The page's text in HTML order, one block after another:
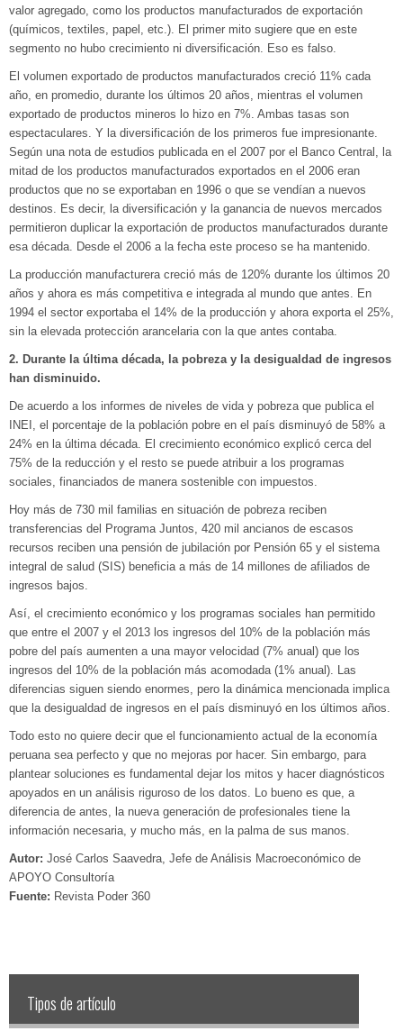
valor agregado, como los productos manufacturados de exportación
(químicos, textiles, papel, etc.). El primer mito sugiere que en este
segmento no hubo crecimiento ni diversificación. Eso es falso.
El volumen exportado de productos manufacturados creció 11% cada
año, en promedio, durante los últimos 20 años, mientras el volumen
exportado de productos mineros lo hizo en 7%. Ambas tasas son
espectaculares. Y la diversificación de los primeros fue impresionante.
Según una nota de estudios publicada en el 2007 por el Banco Central, la
mitad de los productos manufacturados exportados en el 2006 eran
productos que no se exportaban en 1996 o que se vendían a nuevos
destinos. Es decir, la diversificación y la ganancia de nuevos mercados
permitieron duplicar la exportación de productos manufacturados durante
esa década. Desde el 2006 a la fecha este proceso se ha mantenido.
La producción manufacturera creció más de 120% durante los últimos 20
años y ahora es más competitiva e integrada al mundo que antes. En
1994 el sector exportaba el 14% de la producción y ahora exporta el 25%,
sin la elevada protección arancelaria con la que antes contaba.
2. Durante la última década, la pobreza y la desigualdad de ingresos
han disminuido.
De acuerdo a los informes de niveles de vida y pobreza que publica el
INEI, el porcentaje de la población pobre en el país disminuyó de 58% a
24% en la última década. El crecimiento económico explicó cerca del
75% de la reducción y el resto se puede atribuir a los programas
sociales, financiados de manera sostenible con impuestos.
Hoy más de 730 mil familias en situación de pobreza reciben
transferencias del Programa Juntos, 420 mil ancianos de escasos
recursos reciben una pensión de jubilación por Pensión 65 y el sistema
integral de salud (SIS) beneficia a más de 14 millones de afiliados de
ingresos bajos.
Así, el crecimiento económico y los programas sociales han permitido
que entre el 2007 y el 2013 los ingresos del 10% de la población más
pobre del país aumenten a una mayor velocidad (7% anual) que los
ingresos del 10% de la población más acomodada (1% anual). Las
diferencias siguen siendo enormes, pero la dinámica mencionada implica
que la desigualdad de ingresos en el país disminuyó en los últimos años.
Todo esto no quiere decir que el funcionamiento actual de la economía
peruana sea perfecto y que no mejoras por hacer. Sin embargo, para
plantear soluciones es fundamental dejar los mitos y hacer diagnósticos
apoyados en un análisis riguroso de los datos. Lo bueno es que, a
diferencia de antes, la nueva generación de profesionales tiene la
información necesaria, y mucho más, en la palma de sus manos.
Autor: José Carlos Saavedra, Jefe de Análisis Macroeconómico de
APOYO Consultoría
Fuente: Revista Poder 360
Tipos de artículo